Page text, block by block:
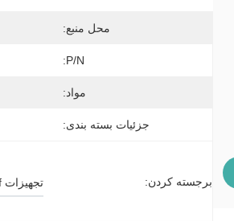
محل منبع:
P/N:
مواد:
جزئیات بسته بندی:
برجسته کردن: تجهیزات ATM Wincor Nixdorf با پرت